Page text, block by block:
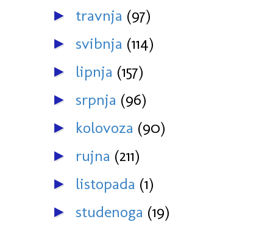
► travnja (97)
► svibnja (114)
► lipnja (157)
► srpnja (96)
► kolovoza (90)
► rujna (211)
► listopada (1)
► studenoga (19)